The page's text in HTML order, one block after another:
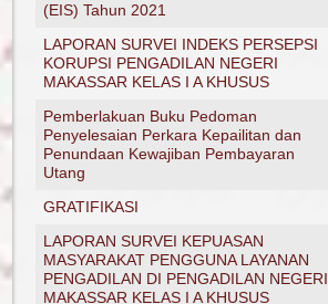
(EIS) Tahun 2021
LAPORAN SURVEI INDEKS PERSEPSI
KORUPSI PENGADILAN NEGERI
MAKASSAR KELAS I A KHUSUS
Pemberlakuan Buku Pedoman
Penyelesaian Perkara Kepailitan dan
Penundaan Kewajiban Pembayaran
Utang
GRATIFIKASI
LAPORAN SURVEI KEPUASAN
MASYARAKAT PENGGUNA LAYANAN
PENGADILAN DI PENGADILAN NEGERI
MAKASSAR KELAS I A KHUSUS